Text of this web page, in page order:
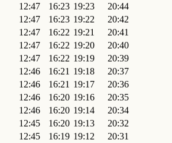
12:47 16:23 19:23
20:44
12:47 16:23 19:22
20:42
12:47 16:22 19:21
20:41
12:47 16:22 19:20
20:40
12:47 16:22 19:19
20:39
12:46 16:21 19:18
20:37
12:46 16:21 19:17
20:36
12:46 16:20 19:16
20:35
12:46 16:20 19:14
20:34
12:45 16:20 19:13
20:32
12:45 16:19 19:12
20:31